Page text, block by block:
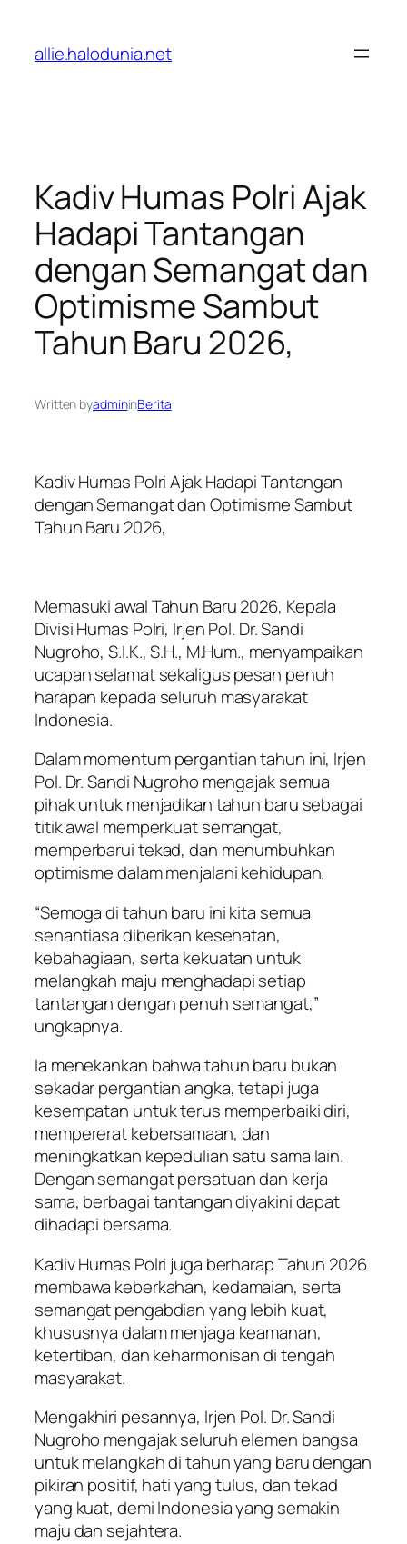
konten
allie.halodunia.net
Kadiv Humas Polri Ajak
Hadapi Tantangan
dengan Semangat dan
Optimisme Sambut
Tahun Baru 2026,
Written byadmininBerita
Kadiv Humas Polri Ajak Hadapi Tantangan
dengan Semangat dan Optimisme Sambut
Tahun Baru 2026,
Memasuki awal Tahun Baru 2026, Kepala
Divisi Humas Polri, Irjen Pol. Dr. Sandi
Nugroho, S.I.K., S.H., M.Hum., menyampaikan
ucapan selamat sekaligus pesan penuh
harapan kepada seluruh masyarakat
Indonesia.
Dalam momentum pergantian tahun ini, Irjen
Pol. Dr. Sandi Nugroho mengajak semua
pihak untuk menjadikan tahun baru sebagai
titik awal memperkuat semangat,
memperbarui tekad, dan menumbuhkan
optimisme dalam menjalani kehidupan.
“Semoga di tahun baru ini kita semua
senantiasa diberikan kesehatan,
kebahagiaan, serta kekuatan untuk
melangkah maju menghadapi setiap
tantangan dengan penuh semangat,”
ungkapnya.
Ia menekankan bahwa tahun baru bukan
sekadar pergantian angka, tetapi juga
kesempatan untuk terus memperbaiki diri,
mempererat kebersamaan, dan
meningkatkan kepedulian satu sama lain.
Dengan semangat persatuan dan kerja
sama, berbagai tantangan diyakini dapat
dihadapi bersama.
Kadiv Humas Polri juga berharap Tahun 2026
membawa keberkahan, kedamaian, serta
semangat pengabdian yang lebih kuat,
khususnya dalam menjaga keamanan,
ketertiban, dan keharmonisan di tengah
masyarakat.
Mengakhiri pesannya, Irjen Pol. Dr. Sandi
Nugroho mengajak seluruh elemen bangsa
untuk melangkah di tahun yang baru dengan
pikiran positif, hati yang tulus, dan tekad
yang kuat, demi Indonesia yang semakin
maju dan sejahtera.